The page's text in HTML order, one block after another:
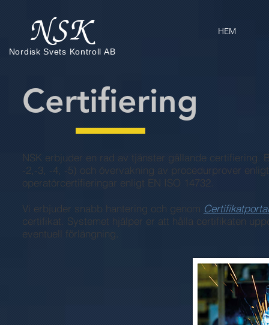
HEM
NSK
Nordisk Svets Kontroll AB
Certifiering
NSK erbjuder en rad av tjänster gällande certifiering.
-2,-3, -4, -5) och övervakning av procedurprover
operatörcertifieringar enligt EN ISO 14732.
Vi erbjuder snabb hantering och genom
certifikat. Systemet hjälper er att hålla certifikaten
eventuell förlängning.